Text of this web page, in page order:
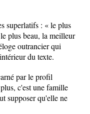
superlatifs : « le plus
plus beau, la meilleur
outrancier qui
du texte.
par le profil
c'est une famille
supposer qu'elle ne